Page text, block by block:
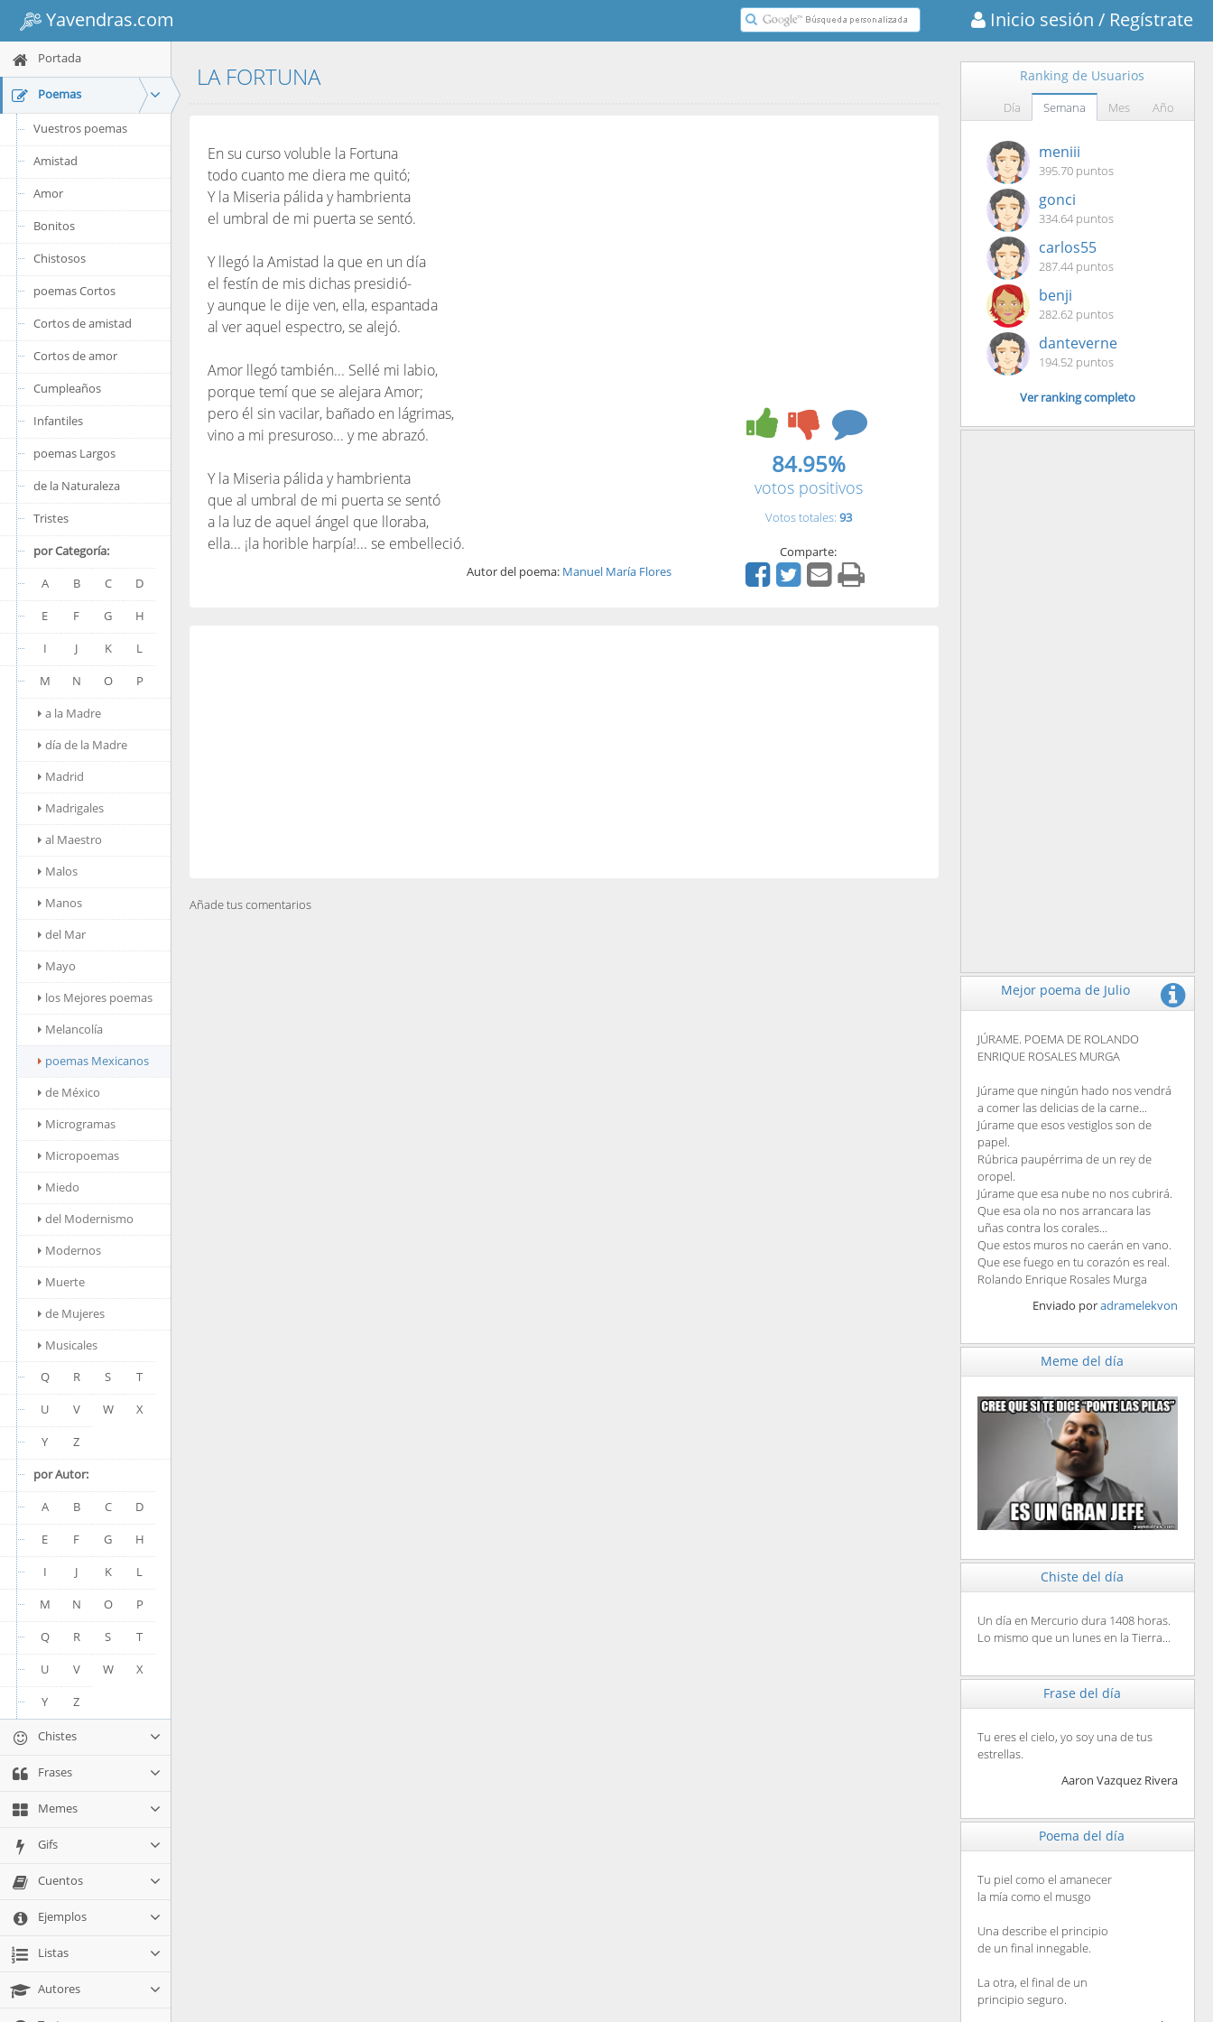
Yavendras.com Inicio sesión / Regístrate
Portada
Poemas
Vuestros poemas
Amistad
Amor
Bonitos
Chistosos
poemas Cortos
Cortos de amistad
Cortos de amor
Cumpleaños
Infantiles
poemas Largos
de la Naturaleza
Tristes
por Categoría:
A
B C
D
E
F G
H
I
J K
L
M
N O
P
a la Madre
día de la Madre
Madrid
Madrigales
al Maestro
Malos
Manos
del Mar
Mayo
los Mejores poemas
Melancolía
poemas Mexicanos
de México
Microgramas
Micropoemas
Miedo
del Modernismo
Modernos
Muerte
de Mujeres
Musicales
Q
R S
T
U
V W
X
Y
Z
por Autor:
A
B C
D
E
F G
H
I
J K
L
M
N O
P
Q
R S
T
U
V W
X
Y
Z
Chistes
Frases
Memes
Gifs
Cuentos
Ejemplos
Listas
Autores
LA FORTUNA
En su curso voluble la Fortuna
todo cuanto me diera me quitó;
Y la Miseria pálida y hambrienta
el umbral de mi puerta se sentó.
Y llegó la Amistad la que en un día
el festín de mis dichas presidió-
y aunque le dije ven, ella, espantada
al ver aquel espectro, se alejó.
Amor llegó también... Sellé mi labio,
porque temí que se alejara Amor;
pero él sin vacilar, bañado en lágrimas,
vino a mi presuroso... y me abrazó.
Y la Miseria pálida y hambrienta
que al umbral de mi puerta se sentó
a la luz de aquel ángel que lloraba,
ella... ¡la horible harpía!... se embelleció.
Autor del poema: Manuel María Flores
84.95%
votos positivos
Votos totales: 93
Comparte:
Añade tus comentarios
Ranking de Usuarios
Día Semana Mes Año
meniii
395.70 puntos
gonci
334.64 puntos
carlos55
287.44 puntos
benji
282.62 puntos
danteverne
194.52 puntos
Ver ranking completo
Mejor poema de Julio
JÚRAME. POEMA DE ROLANDO
ENRIQUE ROSALES MURGA
Júrame que ningún hado nos vendrá
a comer las delicias de la carne...
Júrame que esos vestiglos son de
papel.
Rúbrica paupérrima de un rey de
oropel.
Júrame que esa nube no nos cubrirá.
Que esa ola no nos arrancara las
uñas contra los corales...
Que estos muros no caerán en vano.
Que ese fuego en tu corazón es real.
Rolando Enrique Rosales Murga
Enviado poradramelekvon
Meme del día
Chiste del día
Un día en Mercurio dura 1408 horas.
Lo mismo que un lunes en la Tierra...
Frase del día
Tu eres el cielo, yo soy una de tus
estrellas.
Aaron Vazquez Rivera
Poema del día
Tu piel como el amanecer
la mía como el musgo
Una describe el principio
de un final innegable.
La otra, el final de un
principio seguro.